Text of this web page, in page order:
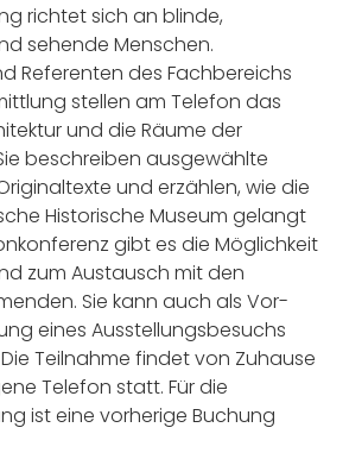
richtet sich an blinde,
sehende Menschen.
Referenten des Fachbereichs
stellen am Telefon das
und die Räume der
beschreiben ausgewählte
und erzählen, wie die
Historische Museum gelangt
gibt es die Möglichkeit
zum Austausch mit den
Sie kann auch als Vor-
eines Ausstellungsbesuchs
Teilnahme findet von Zuhause
Telefon statt. Für die
ist eine vorherige Buchung